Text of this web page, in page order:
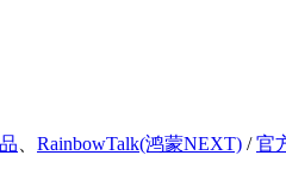
RainbowTalk(鸿蒙NEXT) / 官